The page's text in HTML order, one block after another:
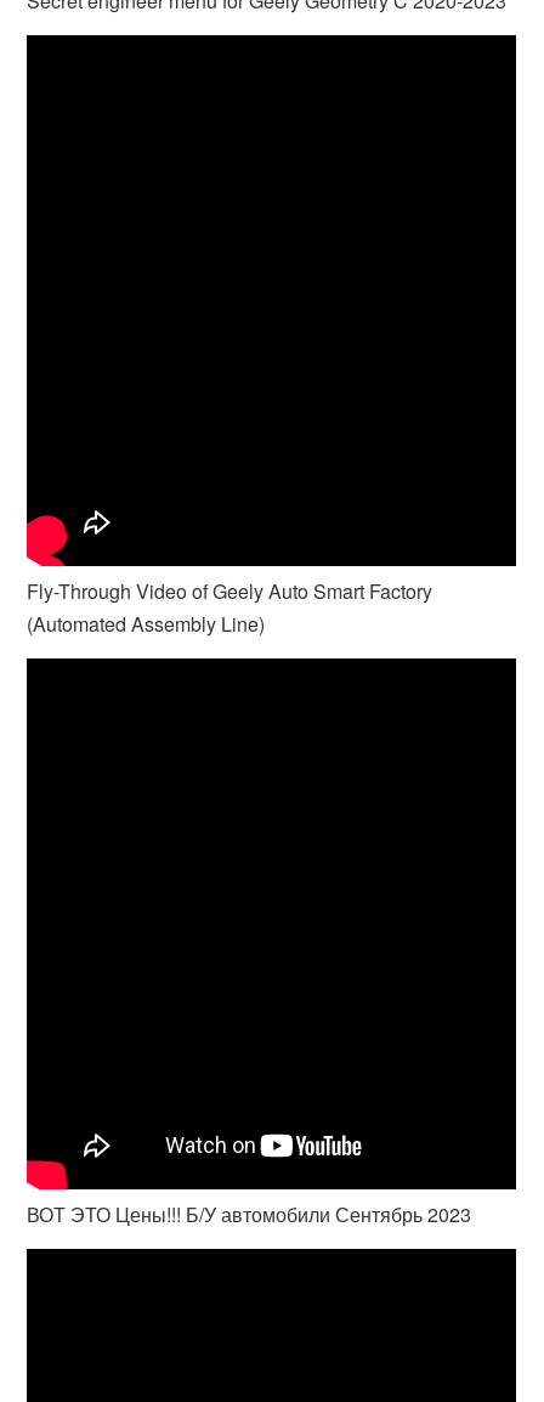
Fly-Through Video of Geely Auto Smart Factory
(Automated Assembly Line)
ВОТ ЭТО Цены!!! Б/У автомобили Сентябрь 2023